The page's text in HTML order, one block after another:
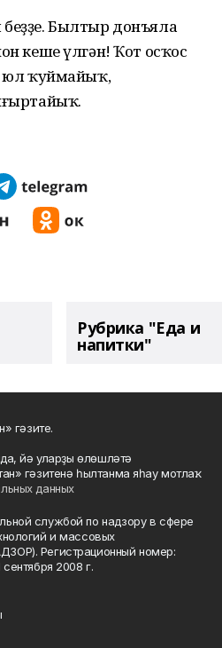
Былтыр донъяла
кеше үлгән! Ҡот осҡос
юл ҡуймайыҡ,
Рубрика "Еда и
напитки"
гәзите.
йә уларҙы өлөшләтә
гәзитенә һылтанма яһау мотлаҡ.
данных
службой по надзору в сфере
и массовых
Регистрационный номер:
2008 г.